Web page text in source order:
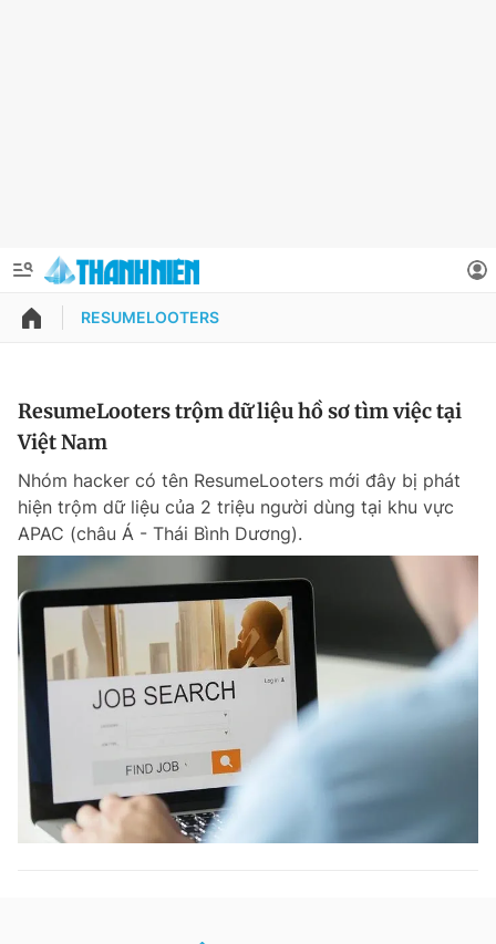
QUẢNG CÁO
Chuyên mục khác
Chào ngày mới Tin 24h
Tin thị trường Tin 360
Video Magazine
Sản phẩm khác
Tiện ích Bạn cần biết
Thông tin tài khoản
Đổi mật khẩu
Tin đã lưu
Tin đã xem
Đăng xuất
RESUMELOOTERS
ResumeLooters trộm dữ liệu hồ sơ tìm việc tại
Việt Nam
Nhóm hacker có tên ResumeLooters mới đây bị phát
hiện trộm dữ liệu của 2 triệu người dùng tại khu vực
APAC (châu Á - Thái Bình Dương).